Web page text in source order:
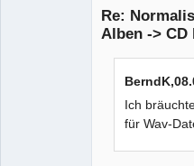
Re:
Alben -> CD
Ich
für Wav-